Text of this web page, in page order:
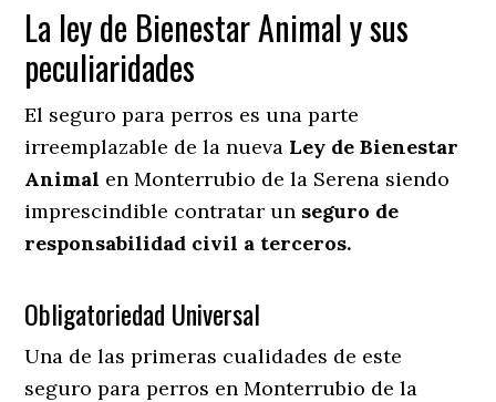
La ley de Bienestar Animal y sus
peculiaridades
El seguro para perros es una parte
irreemplazable de la nueva Ley de Bienestar
Animal en Monterrubio de la Serena siendo
imprescindible contratar un seguro de
responsabilidad civil a terceros.
Obligatoriedad Universal
Una de las primeras cualidades de este
seguro para perros en Monterrubio de la